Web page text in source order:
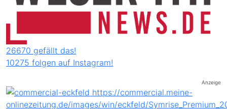
26670 gefällt das!
10275 folgen auf Instagram!
Anzeige